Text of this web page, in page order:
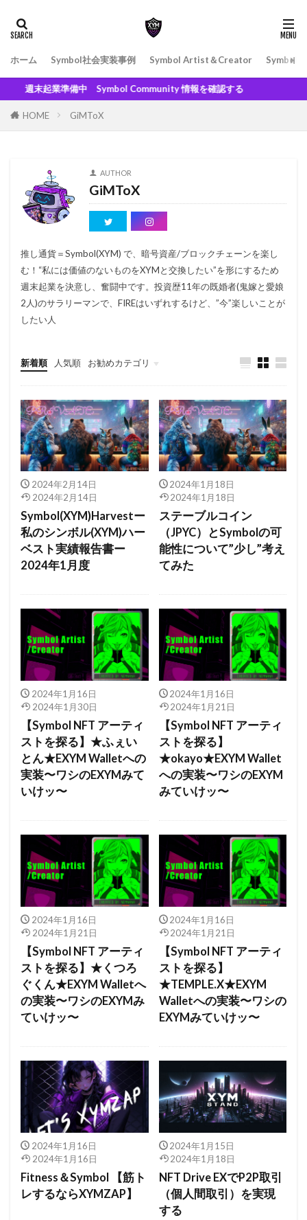
ホーム Symbol社会実装事例 Symbol Artist＆Creator Symbol(
週末起業準備中 Symbol Community 情報を確認する
HOME GiMToX
AUTHOR
GiMToX
推し通貨＝Symbol(XYM) で、暗号資産/ブロックチェーンを楽し
む！“私には価値のないものをXYMと交換したい”を形にするため
週末起業を決意し、奮闘中です。投資歴11年の既婚者(鬼嫁と愛娘
2人)のサラリーマンで、FIREはいずれするけど、”今”楽しいことが
したい人
新着順 人気順 お勧めカテゴリ
500XYM〜999XYM
1000XYM〜1999XYM
2024年2月14日
2024年2月14日
Symbol(XYM)Harvestー
私のシンボル(XYM)ハー
ベスト実績報告書ー
2024年1月度
2024年1月18日
2024年1月18日
ステーブルコイン
（JPYC）とSymbolの可
能性について”少し”考え
てみた
2024年1月16日
2024年1月30日
【Symbol NFT アーティ
ストを探る】★ふぇい
とん★EXYM Walletへの
実装〜ワシのEXYMみて
いけッ〜
2024年1月16日
2024年1月21日
【Symbol NFT アーティ
ストを探る】
★okayo★EXYM Wallet
への実装〜ワシのEXYM
みていけッ〜
2024年1月16日
2024年1月21日
【Symbol NFT アーティ
ストを探る】★くつろ
ぐくん★EXYM Walletへ
の実装〜ワシのEXYMみ
ていけッ〜
2024年1月16日
2024年1月21日
【Symbol NFT アーティ
ストを探る】
★TEMPLE.X★EXYM
Walletへの実装〜ワシの
EXYMみていけッ〜
2024年1月16日
2024年1月16日
Fitness＆Symbol 【筋ト
レするならXYMZAP】
2024年1月15日
2024年1月18日
NFT Drive EXでP2P取引
（個人間取引）を実現
する